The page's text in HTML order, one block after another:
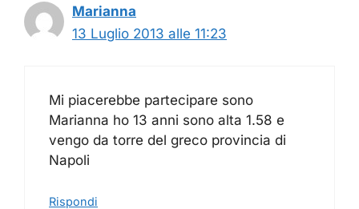
Marianna
13 Luglio 2013 alle 11:23
Mi piacerebbe partecipare sono
Marianna ho 13 anni sono alta 1.58 e
vengo da torre del greco provincia di
Napoli
Rispondi